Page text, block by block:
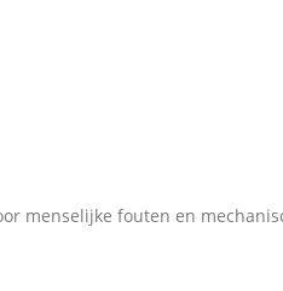
menselijke fouten en